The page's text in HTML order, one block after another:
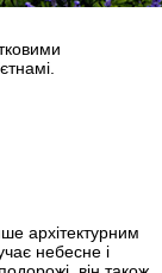
архітектурним
небесне і